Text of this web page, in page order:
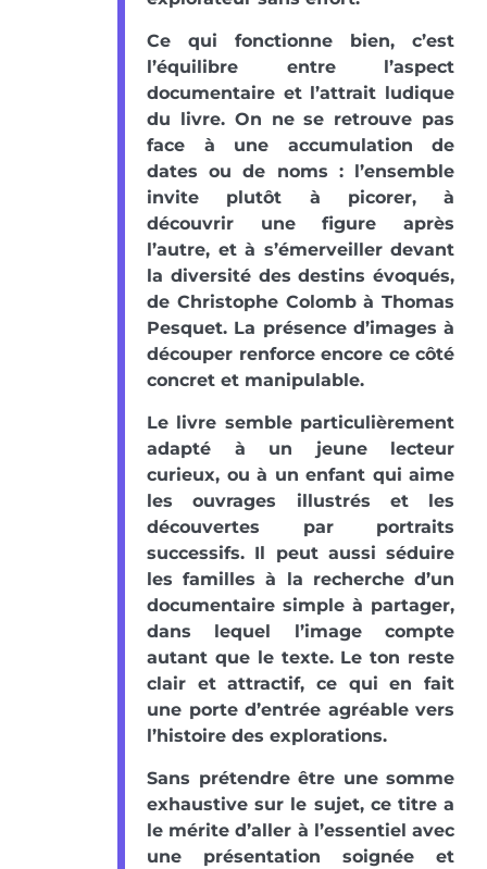
Ce qui fonctionne bien, c’est
l’équilibre entre l’aspect
documentaire et l’attrait ludique
du livre. On ne se retrouve pas
face à une accumulation de
dates ou de noms : l’ensemble
invite plutôt à picorer, à
découvrir une figure après
l’autre, et à s’émerveiller devant
la diversité des destins évoqués,
de Christophe Colomb à Thomas
Pesquet. La présence d’images à
découper renforce encore ce côté
concret et manipulable.
Le livre semble particulièrement
adapté à un jeune lecteur
curieux, ou à un enfant qui aime
les ouvrages illustrés et les
découvertes par portraits
successifs. Il peut aussi séduire
les familles à la recherche d’un
documentaire simple à partager,
dans lequel l’image compte
autant que le texte. Le ton reste
clair et attractif, ce qui en fait
une porte d’entrée agréable vers
l’histoire des explorations.
Sans prétendre être une somme
exhaustive sur le sujet, ce titre a
le mérite d’aller à l’essentiel avec
une présentation soignée et